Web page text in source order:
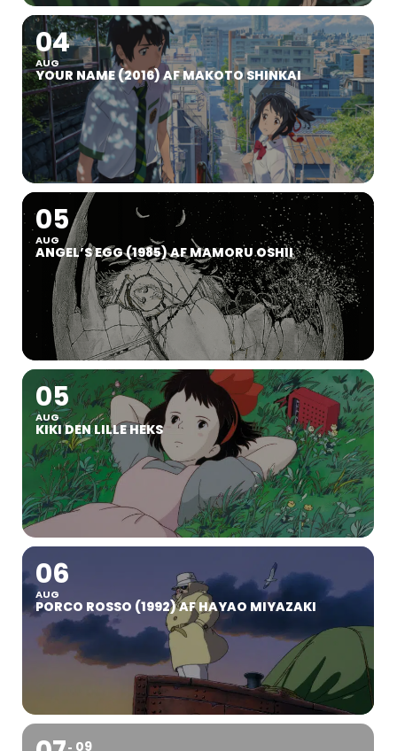
04
AUG
YOUR NAME (2016) AF MAKOTO SHINKAI
05
AUG
ANGEL’S EGG (1985) AF MAMORU OSHII
05
AUG
KIKI DEN LILLE HEKS
06
AUG
PORCO ROSSO (1992) AF HAYAO MIYAZAKI
09